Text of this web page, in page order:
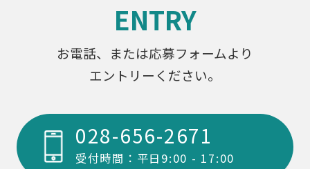
ENTRY
お電話、または応募フォームより
エントリーください。
028-656-2671
受付時間：平日9:00 - 17:00